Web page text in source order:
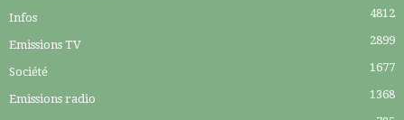
Infos 4812
Emissions TV 2899
Société 1677
Emissions radio 1368